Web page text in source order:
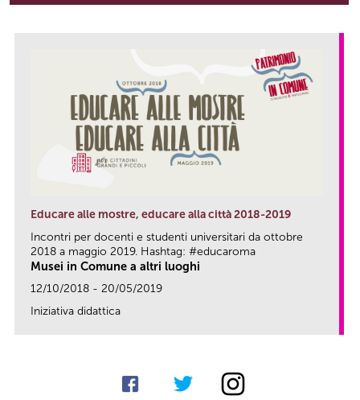
Educare alle mostre, educare alla città 2018-2019
Incontri per docenti e studenti universitari da ottobre
2018 a maggio 2019. Hashtag: #educaroma
Musei in Comune a altri luoghi
12/10/2018 - 20/05/2019
Iniziativa didattica